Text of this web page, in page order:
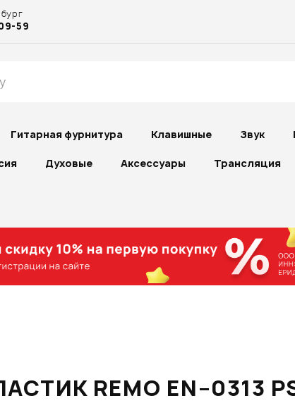
59
Гитарная фурнитура Клавишные Звук
Духовые Аксессуары Трансляция
REMO EN–0313